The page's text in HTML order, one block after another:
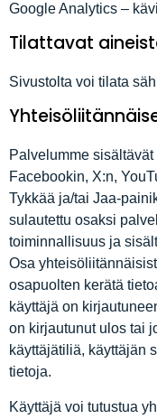
Google Analytics –
Tilattavat
Sivustolta voi tilata
Palvelumme
Facebookin, X:n,
Tykkää ja/tai Jaa-
sulautettu osaksi
toiminnallisuus ja
Osa
osapuolten kerätä
käyttäjä on
on kirjautunut ulos tai
käyttäjätiliä, käyttäjän
tietoja.
Käyttäjä voi tutustua